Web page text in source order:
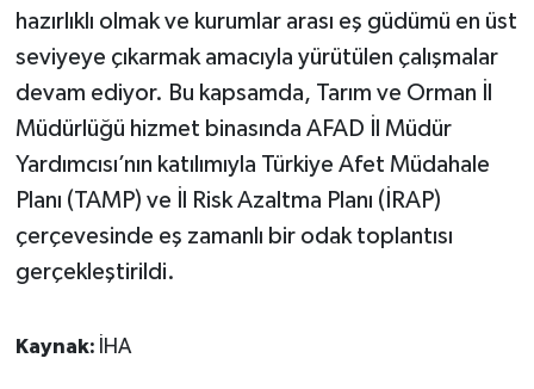
hazırlıklı olmak ve kurumlar arası eş güdümü en üst
seviyeye çıkarmak amacıyla yürütülen çalışmalar
devam ediyor. Bu kapsamda, Tarım ve Orman İl
Müdürlüğü hizmet binasında AFAD İl Müdür
Yardımcısı’nın katılımıyla Türkiye Afet Müdahale
Planı (TAMP) ve İl Risk Azaltma Planı (İRAP)
çerçevesinde eş zamanlı bir odak toplantısı
gerçekleştirildi.
Kaynak: İHA
Yurttan